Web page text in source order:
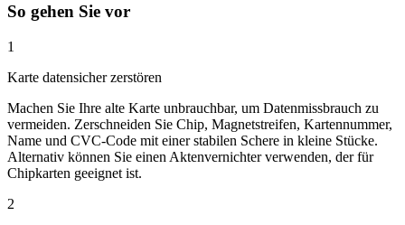
So gehen Sie vor
1
Karte datensicher zerstören
Machen Sie Ihre alte Karte unbrauchbar, um Datenmissbrauch zu
vermeiden. Zerschneiden Sie Chip, Magnetstreifen, Kartennummer,
Name und CVC-Code mit einer stabilen Schere in kleine Stücke.
Alternativ können Sie einen Aktenvernichter verwenden, der für
Chipkarten geeignet ist.
2